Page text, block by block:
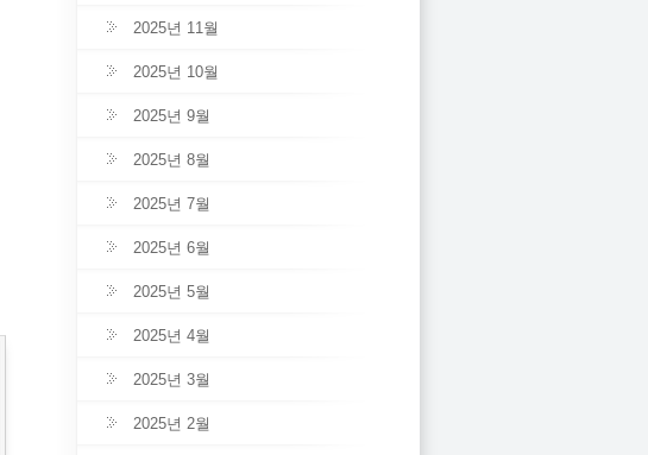
2025년 11월
2025년 10월
2025년 9월
2025년 8월
2025년 7월
2025년 6월
2025년 5월
2025년 4월
2025년 3월
2025년 2월